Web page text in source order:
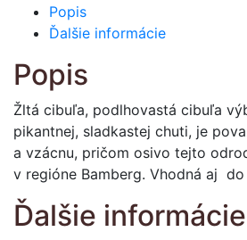
Popis
Ďalšie informácie
Popis
Žltá cibuľa, podlhovastá cibuľa
pikantnej, sladkastej chuti, je
a vzácnu, pričom osivo tejto
v regióne Bamberg. Vhodná aj do
Ďalšie informácie